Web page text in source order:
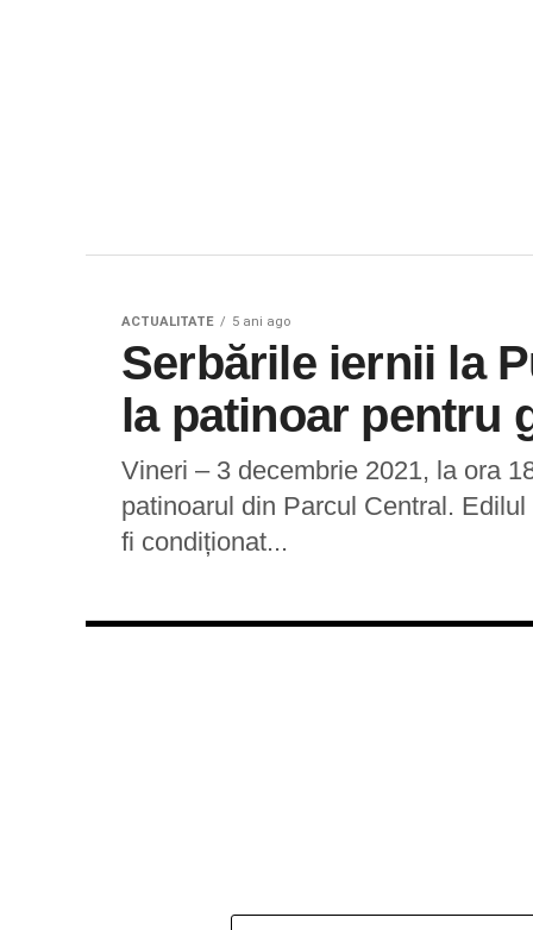
ACTUALITATE 5 ani ago
Serbările iernii la
la patinoar pentru
Vineri – 3 decembrie 2021, la ora
patinoarul din Parcul Central.
fi condiționat...